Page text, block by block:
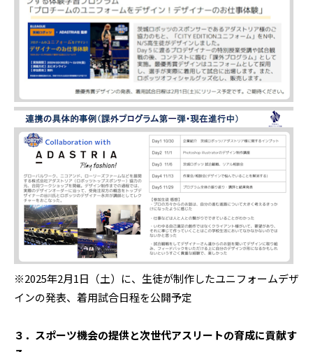
※2025年2月1日（土）に、生徒が制作したユニフォームデザ
インの発表、着用試合日程を公開予定
３．スポーツ機会の提供と次世代アスリートの育成に貢献す